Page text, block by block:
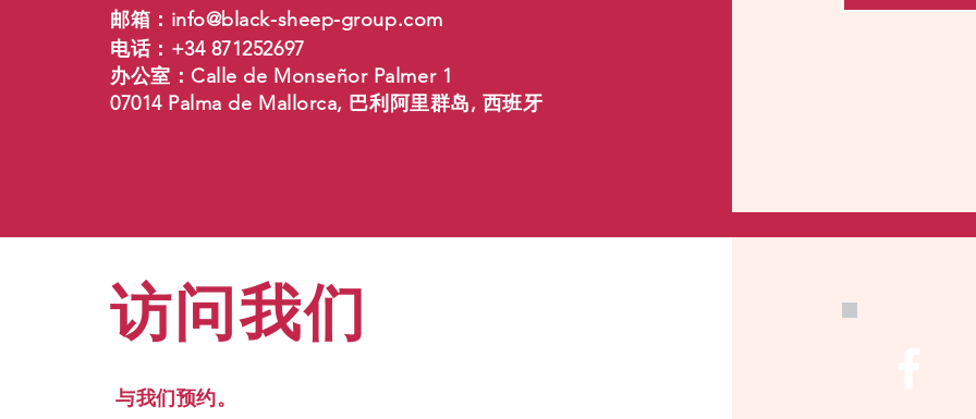
邮箱： info@black-sheep-group.com
电话：+34 871252697
办公室：Calle de Monseñor Palmer 1
07014 Palma de Mallorca, 巴利阿里群岛, 西班牙
访问我们
与我们预约。